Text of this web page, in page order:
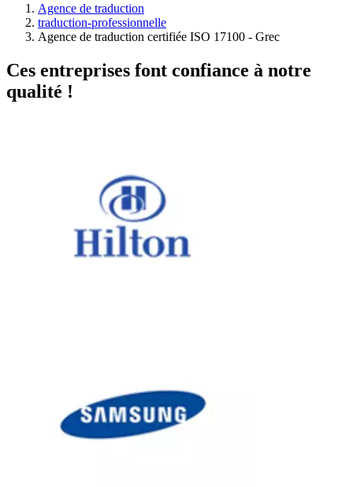
Agence de traduction
traduction-professionnelle
Agence de traduction certifiée ISO 17100 - Grec
Ces entreprises font confiance à notre
qualité !